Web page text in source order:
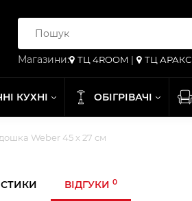
Магазини: ТЦ 4ROOM | ТЦ АРАКС
КУХНІ ОБІГРІВАЧІ
Weber 45 x 27 см
ВІДГУКИ 0